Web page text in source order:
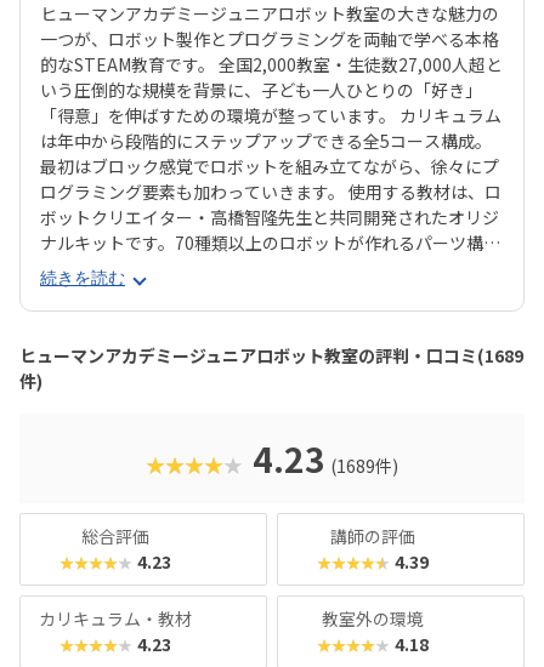
ヒューマンアカデミージュニアロボット教室の大きな魅力の
一つが、ロボット製作とプログラミングを両軸で学べる本格
的なSTEAM教育です。 全国2,000教室・生徒数27,000人超と
いう圧倒的な規模を背景に、子ども一人ひとりの「好き」
「得意」を伸ばすための環境が整っています。 カリキュラム
は年中から段階的にステップアップできる全5コース構成。
最初はブロック感覚でロボットを組み立てながら、徐々にプ
ログラミング要素も加わっていきます。 使用する教材は、ロ
ボットクリエイター・高橋智隆先生と共同開発されたオリジ
ナルキットです。70種類以上のロボットが作れるパーツ構成
で、飽きずに続けやすい点も特徴です。 月2回の90分授業で
は、ロボットを完成させる「基本製作」と、オリジナル改造
に挑戦する「応用実践」を繰り返す設計。子どもたちは毎
回、新しい達成感と成長を実感できる仕組みになっていま
す。 自ら考え、試行錯誤しながらロボットを動かす経験は、
創造力や論理的思考力を育むだけでなく、学ぶ楽しさそのも
続きを読む
ヒューマンアカデミージュニアロボット教室の評判・口コミ(1689
件)
★★★★★ 4.23 (1689件)
総合評価
★★★★★ 4.23
講師の評価
★★★★★ 4.39
カリキュラム・教材
★★★★★ 4.23
教室外の環境
★★★★★ 4.18